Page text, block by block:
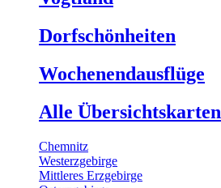
Dorfschönheiten
Wochenendausflüge
Alle Übersichtskarten
Chemnitz
Westerzgebirge
Mittleres Erzgebirge